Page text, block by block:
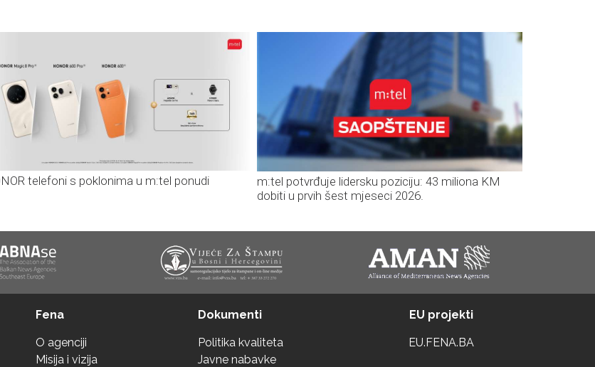
telefoni s poklonima u m:tel ponudi
m:tel potvrđuje lidersku poziciju: 43 miliona KM
dobiti u prvih šest mjeseci 2026.
Fena
O agenciji
Misija i vizija
Dokumenti
Politika kvaliteta
Javne nabavke
EU projekti
EU.FENA.BA